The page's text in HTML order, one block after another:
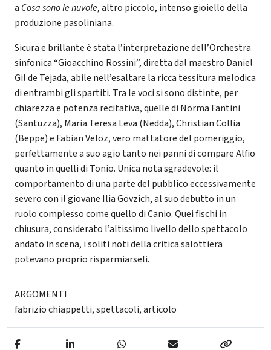
a Cosa sono le nuvole, altro piccolo, intenso gioiello della
produzione pasoliniana.
Sicura e brillante è stata l’interpretazione dell’Orchestra
sinfonica “Gioacchino Rossini”, diretta dal maestro Daniel
Gil de Tejada, abile nell’esaltare la ricca tessitura melodica
di entrambi gli spartiti. Tra le voci si sono distinte, per
chiarezza e potenza recitativa, quelle di Norma Fantini
(Santuzza), Maria Teresa Leva (Nedda), Christian Collia
(Beppe) e Fabian Veloz, vero mattatore del pomeriggio,
perfettamente a suo agio tanto nei panni di compare Alfio
quanto in quelli di Tonio. Unica nota sgradevole: il
comportamento di una parte del pubblico eccessivamente
severo con il giovane Ilia Govzich, al suo debutto in un
ruolo complesso come quello di Canio. Quei fischi in
chiusura, considerato l’altissimo livello dello spettacolo
andato in scena, i soliti noti della critica salottiera
potevano proprio risparmiarseli.
ARGOMENTI
fabrizio chiappetti,spettacoli,articolo